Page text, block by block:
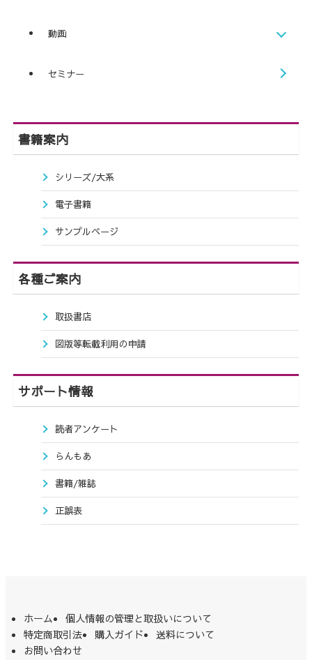
動画
セミナー
書籍案内
シリーズ/大系
電子書籍
サンプルページ
各種ご案内
取扱書店
図版等転載利用の申請
サポート情報
読者アンケート
らんもあ
書籍/雑誌
正誤表
ホーム
個人情報の管理と取扱いについて
特定商取引法
購入ガイド
送料について
お問い合わせ